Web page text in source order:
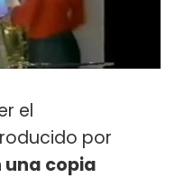
el
por
una copia